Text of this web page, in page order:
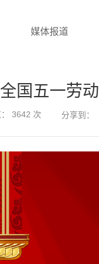
媒体报道
国五一劳
3642 次 分享到：